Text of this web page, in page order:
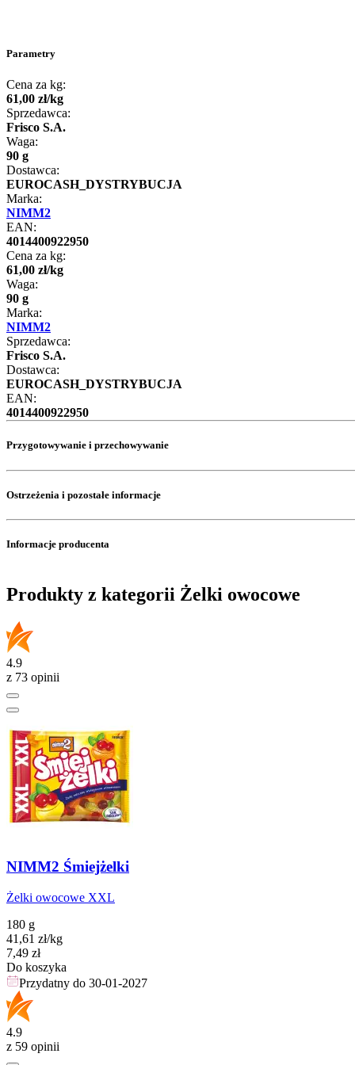
Parametry
Cena za kg:
61,00 zł/kg
Sprzedawca:
Frisco S.A.
Waga:
90 g
Dostawca:
EUROCASH_DYSTRYBUCJA
Marka:
NIMM2
EAN:
4014400922950
Cena za kg:
61,00 zł/kg
Waga:
90 g
Marka:
NIMM2
Sprzedawca:
Frisco S.A.
Dostawca:
EUROCASH_DYSTRYBUCJA
EAN:
4014400922950
Przygotowywanie i przechowywanie
Ostrzeżenia i pozostałe informacje
Informacje producenta
Produkty z kategorii Żelki owocowe
4.9
z 73 opinii
NIMM2 Śmiejżelki
Żelki owocowe XXL
180 g
41,61 zł/kg
Cena
7,49 zł
Do koszyka
Przydatny do 30-01-2027
4.9
z 59 opinii